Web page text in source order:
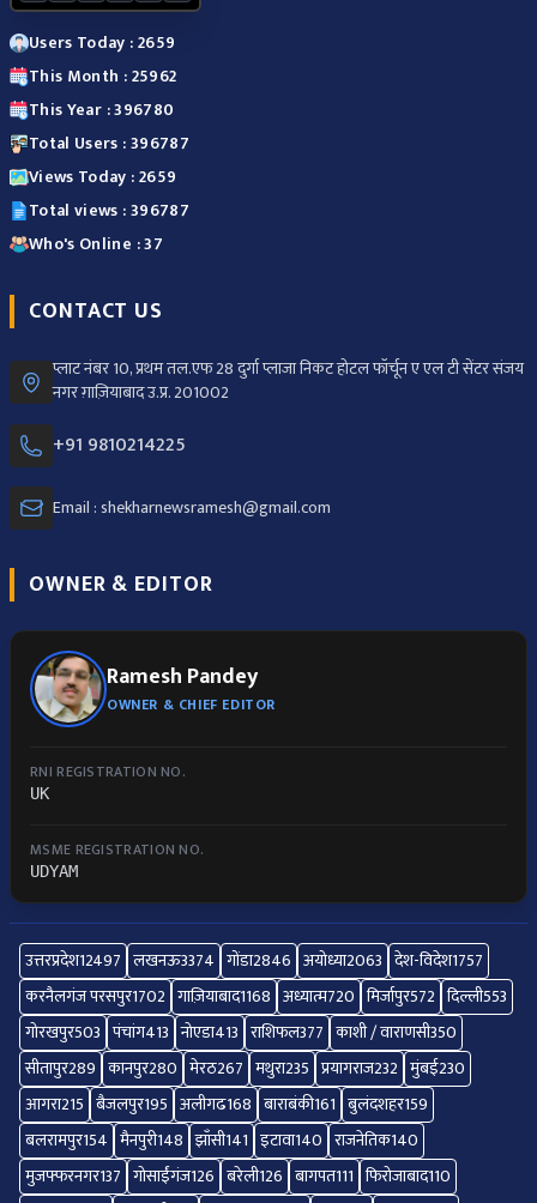
Users Today : 2659
This Month : 25962
This Year : 396780
Total Users : 396787
Views Today : 2659
Total views : 396787
Who's Online : 37
CONTACT US
प्लाट नंबर 10, प्रथम तल.एफ 28 दुर्गा प्लाजा निकट होटल फॉर्चून ए एल टी सेंटर संजय
नगर ग़ाज़ियाबाद उ.प्र. 201002
+91 9810214225
Email : shekharnewsramesh@gmail.com
OWNER & EDITOR
Ramesh Pandey
OWNER & CHIEF EDITOR
RNI REGISTRATION NO.
UK
MSME REGISTRATION NO.
UDYAM
उत्तरप्रदेश12497 लखनऊ3374 गोंडा2846 अयोध्या2063 देश-विदेश1757
करनैलगंज परसपुर1702 गाज़ियाबाद1168 अध्यात्म720 मिर्जापुर572 दिल्ली553
गोरखपुर503 पंचांग413 नोएडा413 राशिफल377 काशी / वाराणसी350
सीतापुर289 कानपुर280 मेरठ267 मथुरा235 प्रयागराज232 मुंबई230
आगरा215 बैजलपुर195 अलीगढ168 बाराबंकी161 बुलंदशहर159
बलरामपुर154 मैनपुरी148 झाँसी141 इटावा140 राजनेतिक140
मुजफ्फरनगर137 गोसाईंगंज126 बरेली126 बागपत111 फिरोजाबाद110